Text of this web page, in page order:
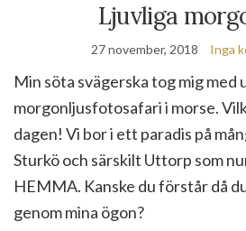
Ljuvliga
27 november, 2018 Inga
Min söta svägerska tog mig med
morgonljusfotosafari i morse.
dagen! Vi bor i ett paradis på
Sturkö och särskilt Uttorp som
HEMMA. Kanske du förstår då
genom mina ögon?